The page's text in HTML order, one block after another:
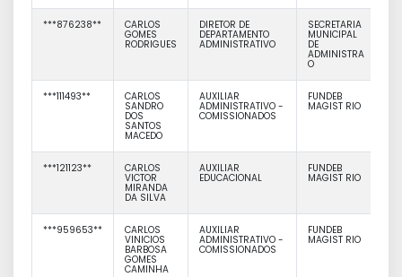
***876238** CARLOS
GOMES
RODRIGUES
DIRETOR DE
DEPARTAMENTO
ADMINISTRATIVO
SECRETARIA
MUNICIPAL
DE
ADMINISTRA
O
***111493** CARLOS
SANDRO
DOS
SANTOS
MACEDO
AUXILIAR
ADMINISTRATIVO -
COMISSIONADOS
FUNDEB
MAGIST RIO
***121123** CARLOS
VICTOR
MIRANDA
DA SILVA
AUXILIAR
EDUCACIONAL
FUNDEB
MAGIST RIO
***959653** CARLOS
VINICIOS
BARBOSA
GOMES
CAMINHA
AUXILIAR
ADMINISTRATIVO -
COMISSIONADOS
FUNDEB
MAGIST RIO